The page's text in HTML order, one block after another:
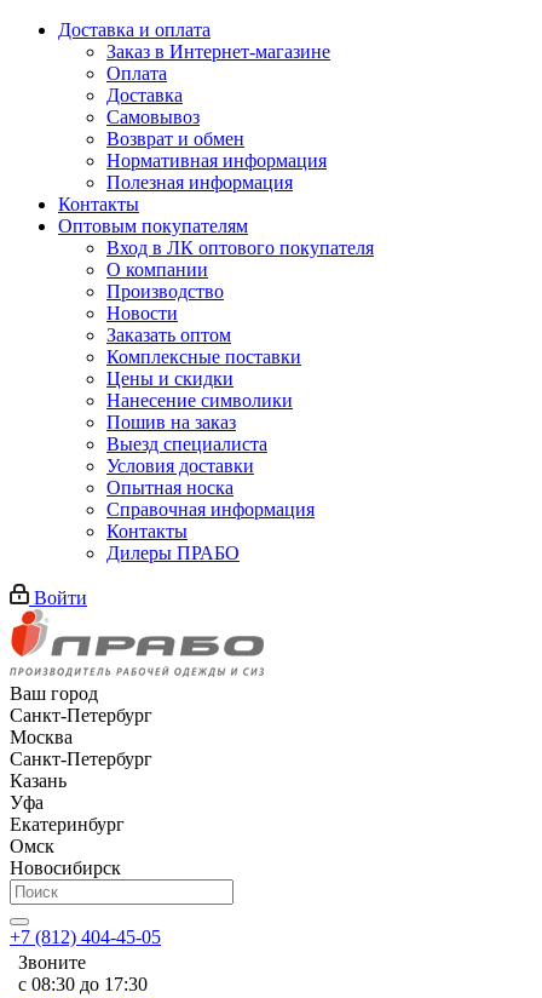
Доставка и оплата
Заказ в Интернет-магазине
Оплата
Доставка
Самовывоз
Возврат и обмен
Нормативная информация
Полезная информация
Контакты
Оптовым покупателям
Вход в ЛК оптового покупателя
О компании
Производство
Новости
Заказать оптом
Комплексные поставки
Цены и скидки
Нанесение символики
Пошив на заказ
Выезд специалиста
Условия доставки
Опытная носка
Справочная информация
Контакты
Дилеры ПРАБО
Войти
Ваш город
Санкт-Петербург
Москва
Санкт-Петербург
Казань
Уфа
Екатеринбург
Омск
Новосибирск
+7 (812) 404-45-05
Звоните
с 08:30 до 17:30